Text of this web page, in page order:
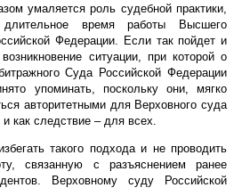
умаляется роль судебной практики,
время работы Высшего
Федерации. Если так пойдет и
ситуации, при которой о
Суда Российской Федерации
упоминать, поскольку они, мягко
авторитетными для Верховного суда
как следствие – для всех.
такого подхода и не проводить
связанную с разъяснением ранее
Верховному суду Российской